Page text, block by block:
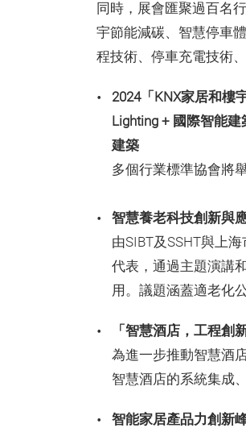
同時，展會匯聚過百名
宇節能減碳、智慧停車
程技術、停車充電技術
2024「KNX家居和樓
Lighting + 國際智能
建築
多個行業標準協會將
智慧養老科技創新與
由SIBT及SSHT與上
代表，通過主題演講
用。議題涵蓋適老化
「智慧酒店，工程創
為進一步推動智慧酒
智慧酒店的系統集成
智能家居產品力創新